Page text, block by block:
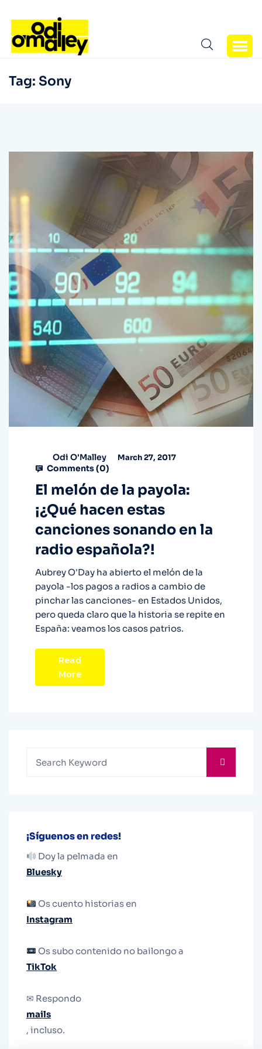
Tag: Sony
Odi O'Malley March 27, 2017
Comments (0)
El melón de la payola:
¡¿Qué hacen estas
canciones sonando en la
radio española?!
Aubrey O'Day ha abierto el melón de la
payola -los pagos a radios a cambio de
pinchar las canciones- en Estados Unidos,
pero queda claro que la historia se repite en
España: veamos los casos patrios.
Read
More
¡Síguenos en redes!
Doy la pelmada en
Bluesky
Os cuento historias en
Instagram
Os subo contenido no bailongo a
TikTok
✉ Respondo
mails
, incluso.